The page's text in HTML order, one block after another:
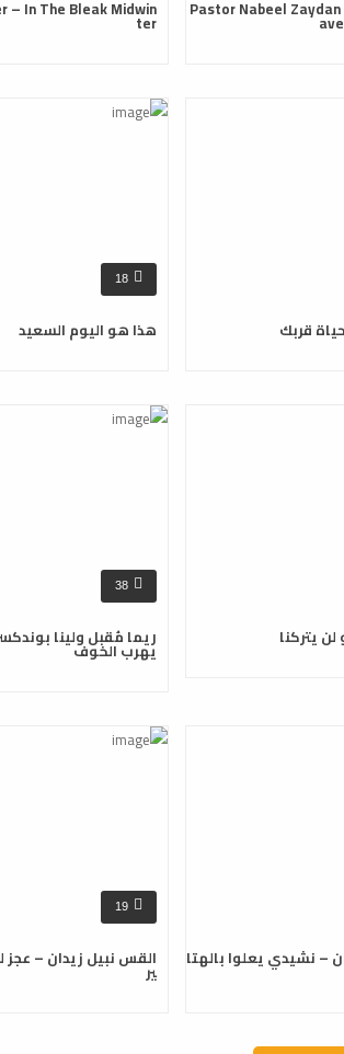
Pastor Nabeel
– In The Bleak Midwin
ter
قربك
18
هذا هو اليوم السعيد
لن يتركنا
38
ريما مُقبل ولينا
يهرب الخوف
– نشيدي يعلوا بالهتا
19
القس نبيل زيدان – عجز
ير